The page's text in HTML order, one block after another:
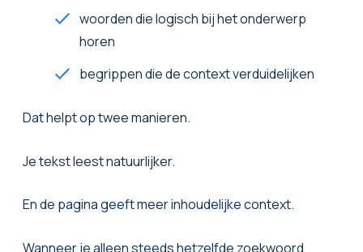
woorden die logisch bij het onderwerp
horen
begrippen die de context verduidelijken
Dat helpt op twee manieren.
Je tekst leest natuurlijker.
En de pagina geeft meer inhoudelijke context.
Wanneer je alleen steeds hetzelfde zoekwoord